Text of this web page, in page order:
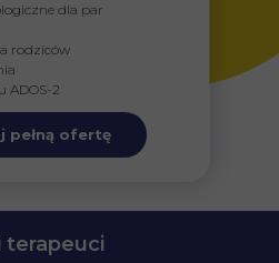
pełną ofertę
dla par
rodziców
ADOS-2
terapeuci